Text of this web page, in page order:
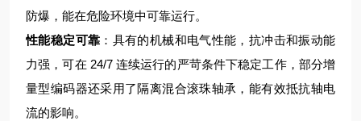
防爆，能在危险环境中可靠运行。
性能稳定可靠 ：具有的机械和电气性能，抗冲击和振动能
力强，可在 24/7 连续运行的严苛条件下稳定工作，部分增
量型编码器还采用了隔离混合滚珠轴承，能有效抵抗轴电
流的影响。